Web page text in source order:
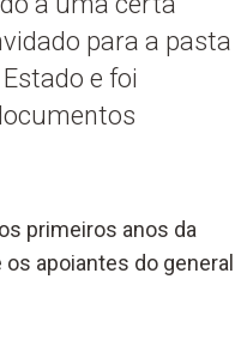
para a pasta
e foi
primeiros anos da
apoiantes do general